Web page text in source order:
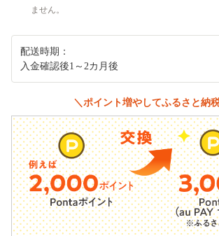
ません。
配送時期：
入金確認後1～2カ月後
＼ポイント増やしてふるさと納